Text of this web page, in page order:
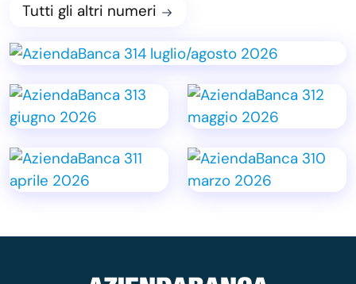
Tutti gli altri numeri